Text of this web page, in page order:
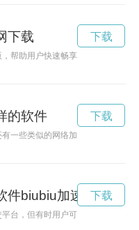
下载
帮助用户快速畅享网络世界，解
下载
的软件
一些类似的网络加速神器，能够
下载
件biubiu加速器
台，但有时用户可能会遇到网速
下载